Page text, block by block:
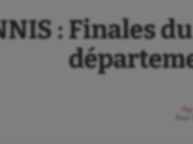
: Finales
Par